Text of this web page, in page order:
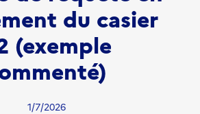
du casier
(exemple
1/7/2026